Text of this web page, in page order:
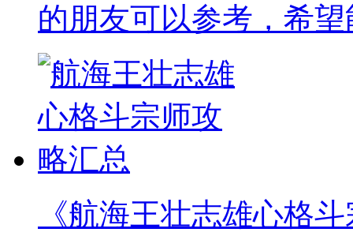
的朋友可以参考，希
《航海王壮志雄心格